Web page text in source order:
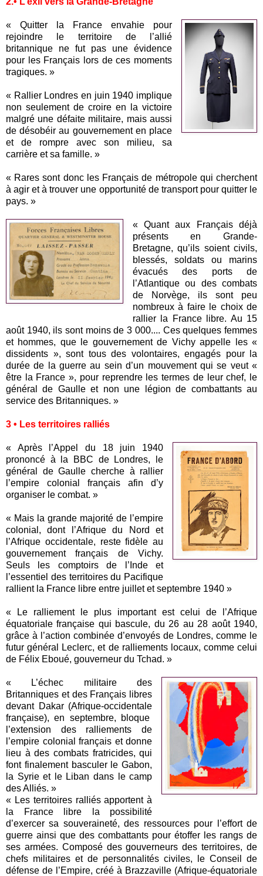
« Quitter la France envahie pour
rejoindre le territoire de l’allié
britannique ne fut pas une évidence
pour les Français lors de ces moments
tragiques. »
« Rallier Londres en juin 1940 implique
non seulement de croire en la victoire
malgré une défaite militaire, mais aussi
de désobéir au gouvernement en place
et de rompre avec son milieu, sa
carrière et sa famille. »
« Rares sont donc les Français de métropole qui cherchent
à agir et à trouver une opportunité de transport pour quitter le
pays. »
« Quant aux Français déjà
présents en Grande-
Bretagne, qu’ils soient civils,
blessés, soldats ou marins
évacués des ports de
l’Atlantique ou des combats
de Norvège, ils sont peu
nombreux à faire le choix de
rallier la France libre. Au 15
août 1940, ils sont moins de 3 000.... Ces quelques femmes
et hommes, que le gouvernement de Vichy appelle les «
dissidents », sont tous des volontaires, engagés pour la
durée de la guerre au sein d’un mouvement qui se veut «
être la France », pour reprendre les termes de leur chef, le
général de Gaulle et non une légion de combattants au
service des Britanniques. »
3 • Les territoires ralliés
« Après l’Appel du 18 juin 1940
prononcé à la BBC de Londres, le
général de Gaulle cherche à rallier
l’empire colonial français afin d’y
organiser le combat. »
« Mais la grande majorité de l’empire
colonial, dont l’Afrique du Nord et
l’Afrique occidentale, reste fidèle au
gouvernement français de Vichy.
Seuls les comptoirs de l’Inde et
l’essentiel des territoires du Pacifique
rallient la France libre entre juillet et septembre 1940 »
« Le ralliement le plus important est celui de l’Afrique
équatoriale française qui bascule, du 26 au 28 août 1940,
grâce à l’action combinée d’envoyés de Londres, comme le
futur général Leclerc, et de ralliements locaux, comme celui
de Félix Eboué, gouverneur du Tchad. »
« L’échec militaire des
Britanniques et des Français libres
devant Dakar (Afrique-occidentale
française), en septembre, bloque
l’extension des ralliements de
l’empire colonial français et donne
lieu à des combats fratricides, qui
font finalement basculer le Gabon,
la Syrie et le Liban dans le camp
des Alliés. »
« Les territoires ralliés apportent à
la France libre la possibilité
d’exercer sa souveraineté, des ressources pour l’effort de
guerre ainsi que des combattants pour étoffer les rangs de
ses armées. Composé des gouverneurs des territoires, de
chefs militaires et de personnalités civiles, le Conseil de
défense de l’Empire, créé à Brazzaville (Afrique-équatoriale